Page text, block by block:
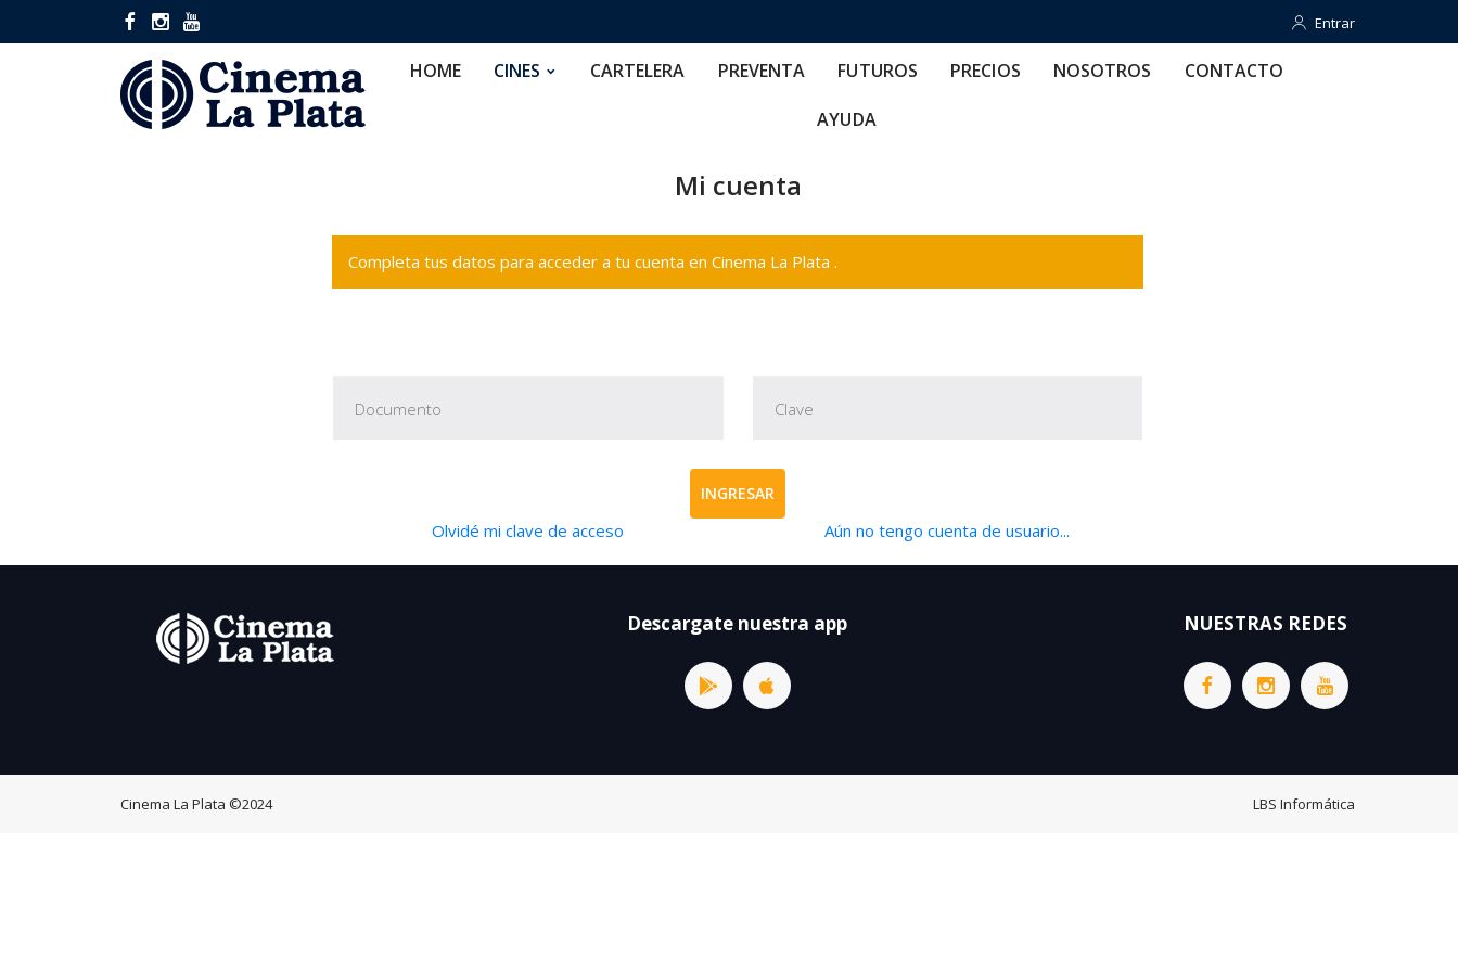
Entrar
Entrar
HOME CINES CARTELERA PREVENTA FUTUROS PRECIOS NOSOTROS CONTACTO
AYUDA
Mi cuenta
Completa tus datos para acceder a tu cuenta en Cinema La Plata .
INGRESAR
Olvidé mi clave de acceso Aún no tengo cuenta de usuario...
Descargate nuestra app NUESTRAS REDES
Cinema La Plata ©2024 LBS Informática